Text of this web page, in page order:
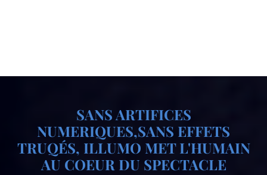
SANS ARTIFICES
NUMERIQUES,SANS EFFETS
TRUQÉS, ILLUMO MET L'HUMAIN
AU COEUR DU SPECTACLE